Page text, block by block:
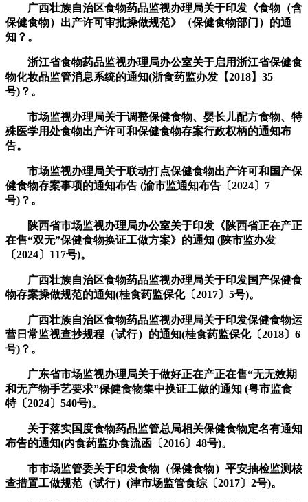
广西壮族自治区食物药品监视办理局关于印发《食物（含
保健食物）出产许可审批操做规范》（保健食物部门）的通
知？。
浙江省食物药品监视办理局办公室关于启用浙江省保健食
物化妆品监管消息系统的通知(浙食药监办发【2018】35
号)？。
市场监视办理局关于调整保健食物、婴长儿配方食物、特
殊医学用处食物出产许可和保健食物存案行政权柄的通知布
告。
市场监视办理局关于联动打点保健食物出产许可和国产保
健食物存案事项的通知布告 (渝市监通知布告〔2024〕7
号)？。
陕西省市场监视办理局办公室关于印发《陕西省正在产正
在售“双无”保健食物换证工做方案》的通知 (陕市监办发
〔2024〕117号)。
广西壮族自治区食物药品监视办理局关于印发国产保健食
物存案操做规范的通知(桂食药监保化〔2017〕5号)。
广西壮族自治区食物药品监视办理局关于印发保健食物运
营日常监视查抄规程（试行）的通知(桂食药监保化〔2018〕6
号)？。
广东省市场监视办理局关于做好正在产正在售“无无效期
和无产物手艺要求”保健食物集中换证工做的通知 (粤市监食
特〔2024〕540号)。
关于落实国度食物药品监管总局相关保健食物定名有通知
布告的通知(内食药监办食流函〔2016〕48号)。
市市场监管委关于印发食物（保健食物）平安抽检监测核
查措置工做规范（试行）(津市场监管食综〔2017〕2号)。